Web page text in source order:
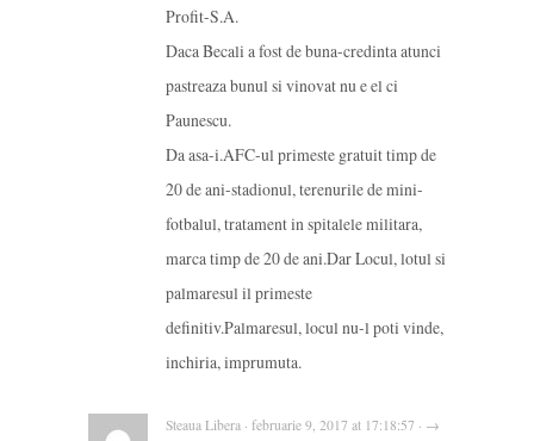
Profit-S.A.
Daca Becali a fost de buna-credinta atunci
pastreaza bunul si vinovat nu e el ci
Paunescu.
Da asa-i.AFC-ul primeste gratuit timp de
20 de ani-stadionul, terenurile de mini-
fotbalul, tratament in spitalele militara,
marca timp de 20 de ani.Dar Locul, lotul si
palmaresul il primeste
definitiv.Palmaresul, locul nu-l poti vinde,
inchiria, imprumuta.
Steaua Libera · februarie 9, 2017 at 17:18:57 · →